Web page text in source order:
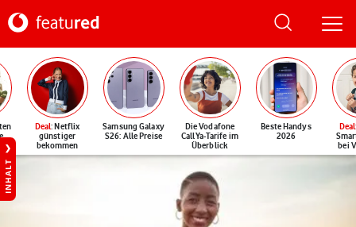
Deal: Netflix
günstiger
bekommen
Samsung Galaxy
S26: Alle Preise
Die Vodafone
CallYa-Tarife im
Überblick
Beste Handys
2026
Deal
bei
INHALT